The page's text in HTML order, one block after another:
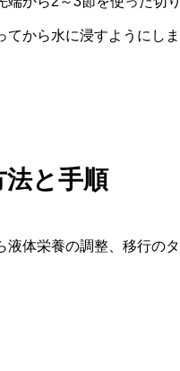
から水に浸すようにしま
と手順
液体栄養の調整、移行のタ